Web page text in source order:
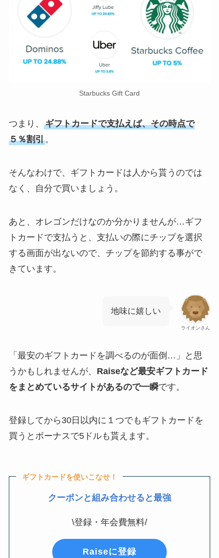
Starbucks Gift Card
つまり、 ギフトカードで支払えば、その時点で
５％割引。
そんなわけで、ギフトカードは人から貰うのでは
なく、自分で買いましょう。
あと、オレゴンだけなのか分かりませんが…ギフ
トカードで支払うと、支払いの際にチップを選択
する画面が出ないので、チップを節約する事がで
きています。
ライオンさん
地味に嬉しい
「最安のギフトカードを調べるのが面倒…」と思
うかもしれませんが、 Raiseなど最安ギフトカード
をまとめているサイトがあるので一瞬です。
登録してから30日以内に１つでもギフトカードを
買うとボーナスで5ドルも貰えます。
ギフトカードを使いこなせ！
クーポンと組み合わせると最強
\登録・年会費無料/
Raiseに登録